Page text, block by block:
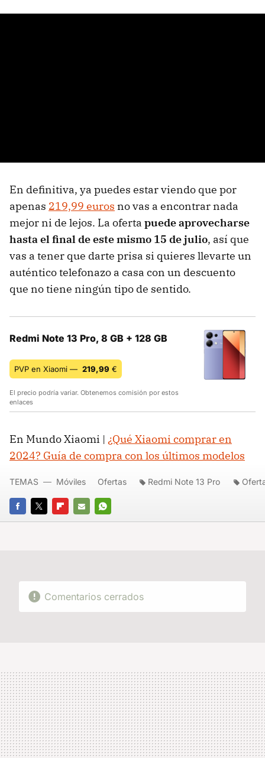
En definitiva, ya puedes estar viendo que por
apenas 219,99 euros no vas a encontrar nada
mejor ni de lejos. La oferta puede aprovecharse
hasta el final de este mismo 15 de julio, así que
vas a tener que darte prisa si quieres llevarte un
auténtico telefonazo a casa con un descuento
que no tiene ningún tipo de sentido.
Redmi Note 13 Pro, 8 GB + 128 GB
PVP en Xiaomi — 219,99 €
El precio podría variar. Obtenemos comisión por estos
enlaces
En Mundo Xiaomi | ¿Qué Xiaomi comprar en
2024? Guía de compra con los últimos modelos
FACEBOOK
TWITTERFLIPBOARD
E-
WHATSAPP
TEMAS Móviles Ofertas Redmi Note 13 Pro
Comentarios cerrados